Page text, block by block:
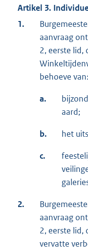
Artikel 3.
1.
aanvraag
2, eerste lid,
behoeve van:
a.
aard;
b. het
c.
2.
aanvraag
2, eerste lid,
vervatte